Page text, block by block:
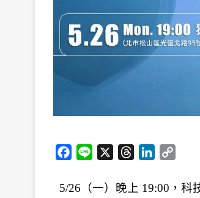
c
n
r
n
p
5/26（一）晚上 19:00，科